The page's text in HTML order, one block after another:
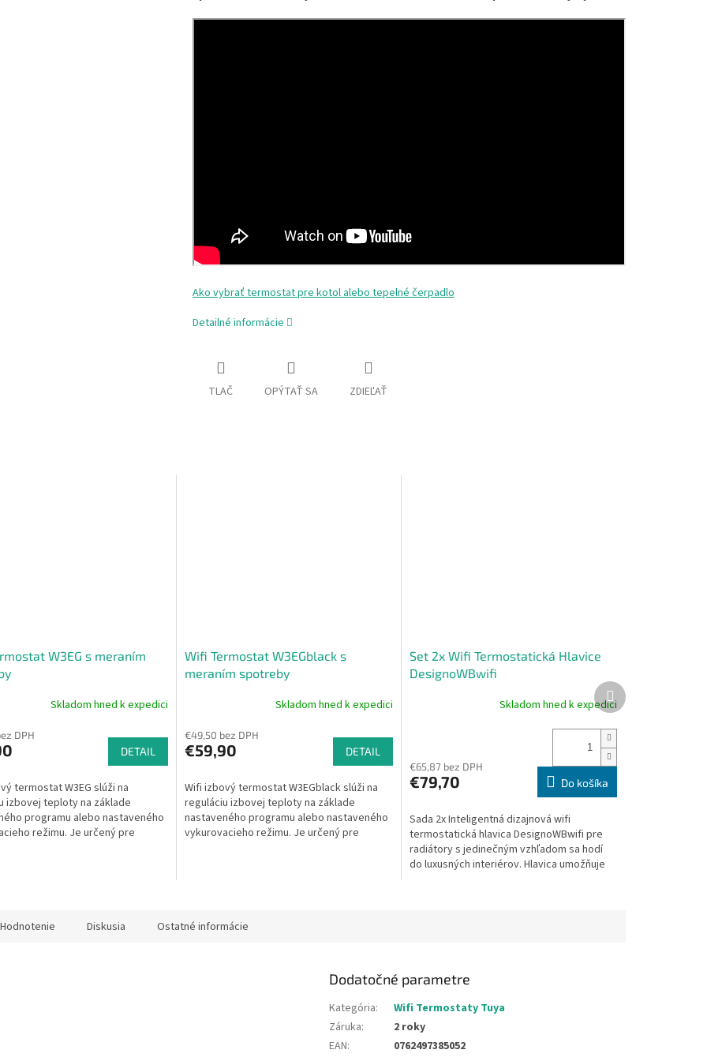
Ako vybrať termostat pre kotol alebo tepelné čerpadlo
Detailné informácie
TLAČ OPÝTAŤ SA ZDIEĽAŤ
W3EG s meraním
Skladom hned k expedici
DPH
DETAIL
termostat W3EG slúži na
izbovej teploty na základe
programu alebo nastaveného
režimu. Je určený pre
Wifi Termostat W3EGblack s
meraním spotreby
produktu
je
z
5
hviezdičiek.
Skladom hned k expedici
€49,50 bez DPH
€59,90 DETAIL
Wifi izbový termostat W3EGblack slúži na
reguláciu izbovej teploty na základe
nastaveného programu alebo nastaveného
vykurovacieho režimu. Je určený pre
Set 2x Wifi Termostatická Hlavice
DesignoWBwifi
4,0
z
hviezdičiek.
Skladom hned k expedici
€65,87 bez DPH
€79,70 Do košíka
Sada 2x Inteligentná dizajnová wifi
termostatická hlavica DesignoWBwifi pre
radiátory s jedinečným vzhľadom sa hodí
do luxusných interiérov. Hlavica umožňuje
Ďalší
produkt
Hodnotenie Diskusia Ostatné informácie
Dodatočné parametre
Kategória:
Wifi Termostaty Tuya
Záruka:
2 roky
EAN: 0762497385052